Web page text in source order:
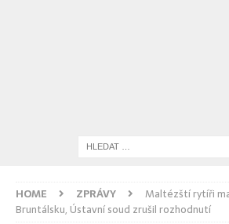
HOME ZPRÁVY
Maltézští rytíři
Bruntálsku, Ústavní soud zrušil rozhodnutí